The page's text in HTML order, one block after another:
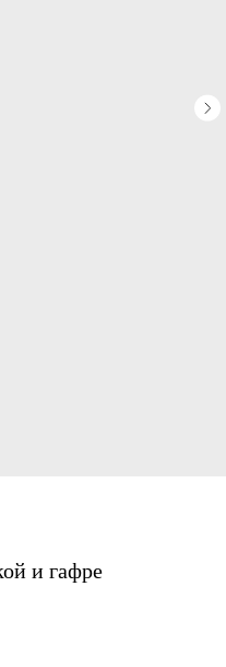
и гафре